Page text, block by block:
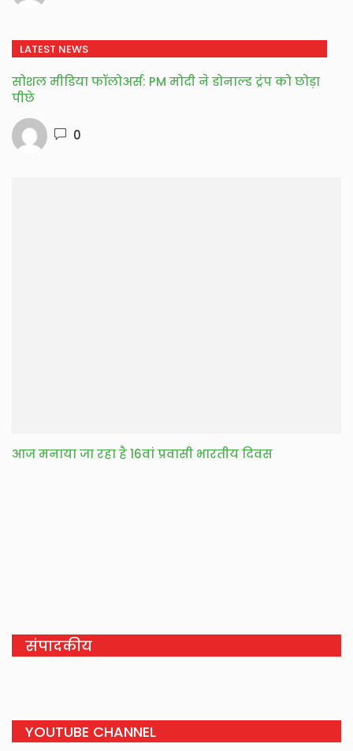
LATEST NEWS
सोशल मीडिया फॉलोअर्स: PM मोदी ने डोनाल्ड ट्रंप को छोड़ा
पीछे
0
आज मनाया जा रहा है 16वां प्रवासी भारतीय दिवस
संपादकीय
YOUTUBE CHANNEL